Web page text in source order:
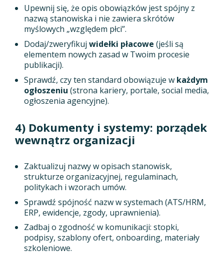
Upewnij się, że opis obowiązków jest spójny z
nazwą stanowiska i nie zawiera skrótów
myślowych „względem płci”.
Dodaj/zweryfikuj widełki płacowe (jeśli są
elementem nowych zasad w Twoim procesie
publikacji).
Sprawdź, czy ten standard obowiązuje w każdym
ogłoszeniu (strona kariery, portale, social media,
ogłoszenia agencyjne).
4) Dokumenty i systemy: porządek
wewnątrz organizacji
Zaktualizuj nazwy w opisach stanowisk,
strukturze organizacyjnej, regulaminach,
politykach i wzorach umów.
Sprawdź spójność nazw w systemach (ATS/HRM,
ERP, ewidencje, zgody, uprawnienia).
Zadbaj o zgodność w komunikacji: stopki,
podpisy, szablony ofert, onboarding, materiały
szkoleniowe.